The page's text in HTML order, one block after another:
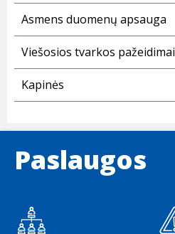
Asmens duomenų apsauga
Viešosios tvarkos pažeidimai
Kapinės
Paslaugos